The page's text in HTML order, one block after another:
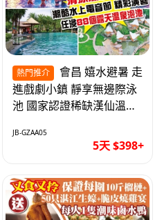
熱門推介
進戲劇小鎮 靜享無邊際泳
池 國家認證稀缺漢仙溫泉
天
JB-GZAA05
5天 $398+